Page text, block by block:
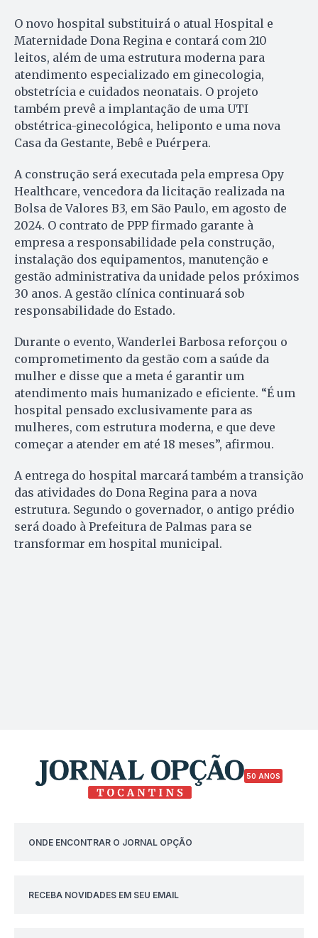
O novo hospital substituirá o atual Hospital e
Maternidade Dona Regina e contará com 210
leitos, além de uma estrutura moderna para
atendimento especializado em ginecologia,
obstetrícia e cuidados neonatais. O projeto
também prevê a implantação de uma UTI
obstétrica-ginecológica, heliponto e uma nova
Casa da Gestante, Bebê e Puérpera.
A construção será executada pela empresa Opy
Healthcare, vencedora da licitação realizada na
Bolsa de Valores B3, em São Paulo, em agosto de
2024. O contrato de PPP firmado garante à
empresa a responsabilidade pela construção,
instalação dos equipamentos, manutenção e
gestão administrativa da unidade pelos próximos
30 anos. A gestão clínica continuará sob
responsabilidade do Estado.
Durante o evento, Wanderlei Barbosa reforçou o
comprometimento da gestão com a saúde da
mulher e disse que a meta é garantir um
atendimento mais humanizado e eficiente. “É um
hospital pensado exclusivamente para as
mulheres, com estrutura moderna, e que deve
começar a atender em até 18 meses”, afirmou.
A entrega do hospital marcará também a transição
das atividades do Dona Regina para a nova
estrutura. Segundo o governador, o antigo prédio
será doado à Prefeitura de Palmas para se
transformar em hospital municipal.
50 ANOS
ONDE ENCONTRAR O JORNAL OPÇÃO
RECEBA NOVIDADES EM SEU EMAIL